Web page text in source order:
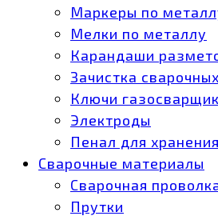
Маркеры по
Мелки по металлу
Карандаши
Зачистка
Ключи
Электроды
Пенал для
Сварочные материалы
Сварочная
Прутки